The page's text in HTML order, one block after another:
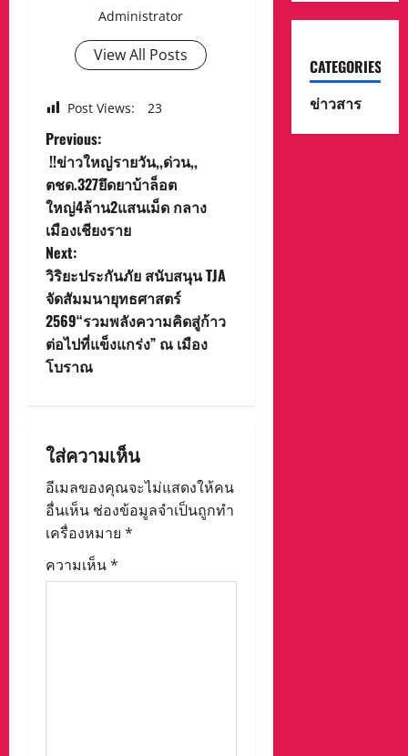
Administrator
View All Posts
Post Views: 23
P
o
s
t
n
a
v
g
a
t
i
Previous:
!!ข่าวใหญ่รายวัน,,ด่วน,,
ตชด.327ยึดยาบ้าล็อต
ใหญ่4ล้าน2แสนเม็ด กลาง
เมืองเชียงราย
Next:
วิริยะประกันภัย สนับสนุน TJA
จัดสัมมนายุทธศาสตร์
2569“รวมพลังความคิดสู่ก้าว
ต่อไปที่แข็งแกร่ง” ณ เมือง
โบราณ
ใส่ความเห็น
อีเมลของคุณจะไม่แสดงให้คน
อื่นเห็น ช่องข้อมูลจำเป็นถูกทำ
เครื่องหมาย *
ความเห็น*
CATEGORIES
ข่าวสาร